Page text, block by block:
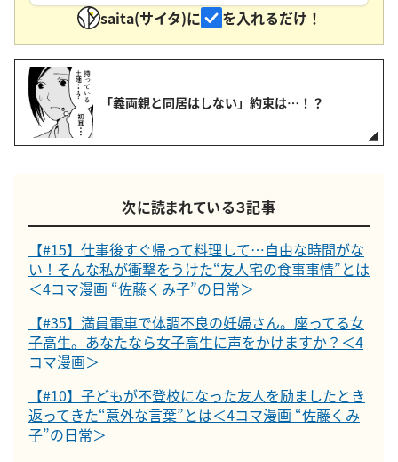
saita(サイタ)に
を入れるだけ！
「義両親と同居はしない」約束は…！？
次に読まれている３記事
【#15】仕事後すぐ帰って料理して…自由な時間がな
い！そんな私が衝撃をうけた“友人宅の食事事情”とは
＜4コマ漫画 “佐藤くみ子”の日常＞
【#35】満員電車で体調不良の妊婦さん。座ってる女
子高生。あなたなら女子高生に声をかけますか？＜4
コマ漫画＞
【#10】子どもが不登校になった友人を励ましたとき
返ってきた“意外な言葉”とは＜4コマ漫画 “佐藤くみ
子”の日常＞